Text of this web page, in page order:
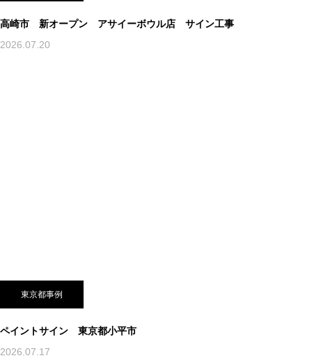
高崎市 新オープン アサイーボウル店 サイン工事
2026.07.20
東京都事例
ペイントサイン 東京都小平市
2026.07.17